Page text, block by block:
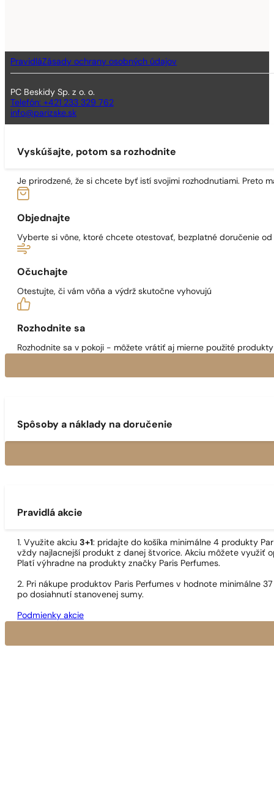
PravidláZásady ochrany osobných údajov
PC Beskidy Sp. z o. o.
Telefón: +421 233 329 762
info@parizske.sk
Vyskúšajte, potom sa rozhodnite
Je prirodzené, že si chcete byť istí svojimi rozhodnutiami. Preto
Objednajte
Vyberte si vône, ktoré chcete otestovať, bezplatné doručenie
Očuchajte
Otestujte, či vám vôňa a výdrž skutočne vyhovujú
Rozhodnite sa
Rozhodnite sa v pokoji - môžete vrátiť aj mierne použité
Spôsoby a náklady na doručenie
Pravidlá akcie
1. Využite akciu 3+1: pridajte do košíka minimálne 4 produkty
vždy najlacnejší produkt z danej štvorice. Akciu môžete využiť
Platí výhradne na produkty značky Paris Perfumes.
2. Pri nákupe produktov Paris Perfumes v hodnote minimálne
po dosiahnutí stanovenej sumy.
Podmienky akcie